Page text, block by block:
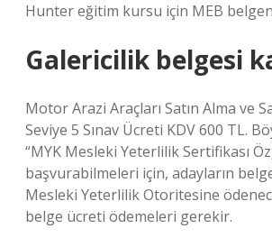
Hunter eğitim kursu için MEB
Galericilik belgesi
Motor Arazi Araçları Satın Alma ve
Seviye 5 Sınav Ücreti KDV 600 TL.
“MYK Mesleki Yeterlilik Sertifikası
başvurabilmeleri için, adayların
Mesleki Yeterlilik Otoritesine
belge ücreti ödemeleri gerekir.